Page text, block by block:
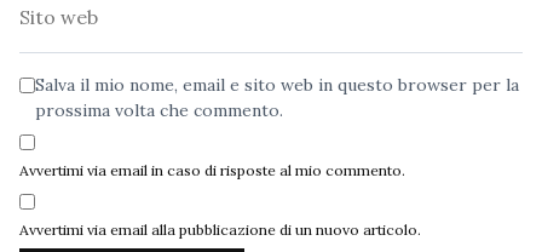
Salva il mio nome, email e sito web in questo browser per la
prossima volta che commento.
Avvertimi via email in caso di risposte al mio commento.
Avvertimi via email alla pubblicazione di un nuovo articolo.